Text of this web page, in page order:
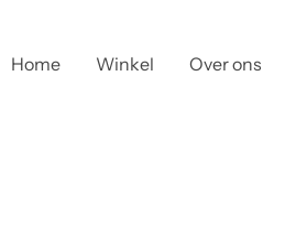
Home Winkel Over ons